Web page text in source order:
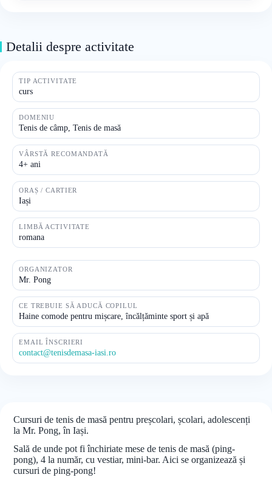
Detalii despre activitate
TIP ACTIVITATE
curs
DOMENIU
Tenis de câmp, Tenis de masă
VÂRSTĂ RECOMANDATĂ
4+ ani
ORAȘ / CARTIER
Iași
LIMBĂ ACTIVITATE
romana
ORGANIZATOR
Mr. Pong
CE TREBUIE SĂ ADUCĂ COPILUL
Haine comode pentru mișcare, încălțăminte sport și apă
EMAIL ÎNSCRIERI
contact@tenisdemasa-iasi.ro
Cursuri de tenis de masă pentru preșcolari, școlari, adolescenți
la Mr. Pong, în Iași.
Sală de unde pot fi închiriate mese de tenis de masă (ping-
pong), 4 la număr, cu vestiar, mini-bar. Aici se organizează și
cursuri de ping-pong!